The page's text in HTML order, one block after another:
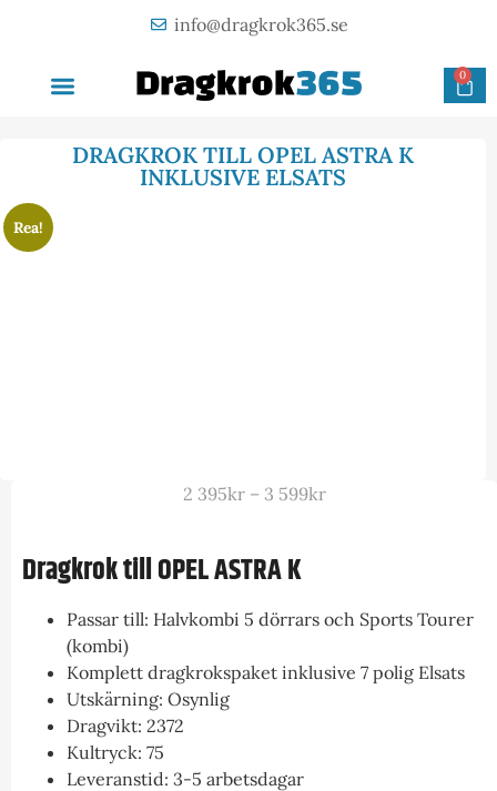
info@dragkrok365.se
0
DRAGKROK TILL OPEL ASTRA K
INKLUSIVE ELSATS
Rea!
2 395kr – 3 599kr
Dragkrok till OPEL ASTRA K
Passar till: Halvkombi 5 dörrars och Sports Tourer
(kombi)
Komplett dragkrokspaket inklusive 7 polig Elsats
Utskärning: Osynlig
Dragvikt: 2372
Kultryck: 75
Leveranstid: 3-5 arbetsdagar